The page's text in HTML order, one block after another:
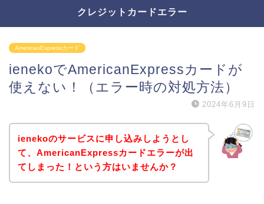
クレジットカードエラー
AmericanExpressカード
ienekoでAmericanExpressカードが
使えない！（エラー時の対処方法）
2024年6月9日
ienekoのサービスに申し込みしようとし
て、AmericanExpressカードエラーが出
てしまった！という方はいませんか？